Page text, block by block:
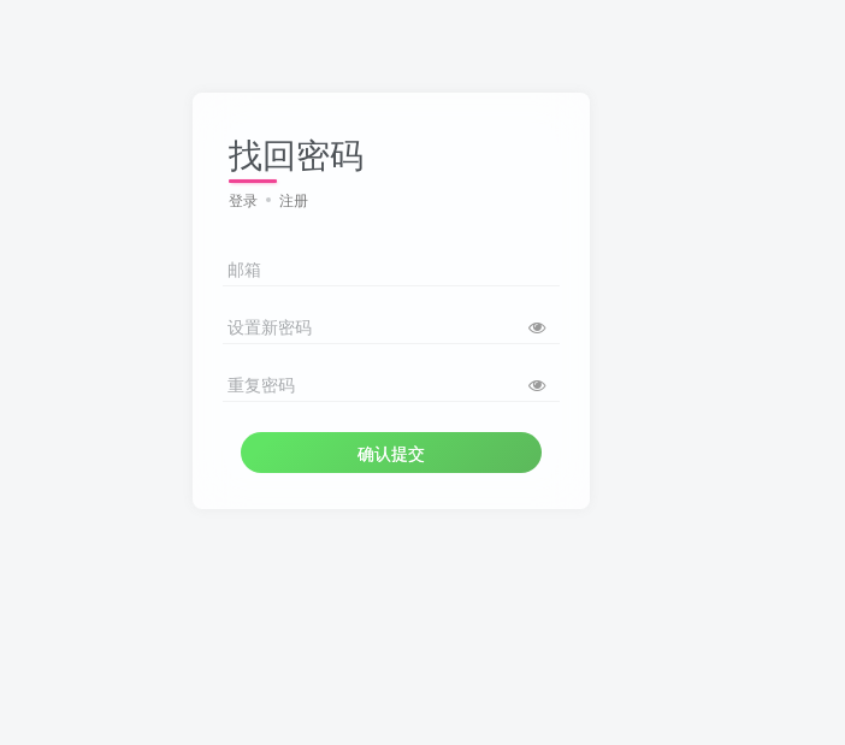
找回密码
登录 注册
邮箱
设置新密码
重复密码
确认提交